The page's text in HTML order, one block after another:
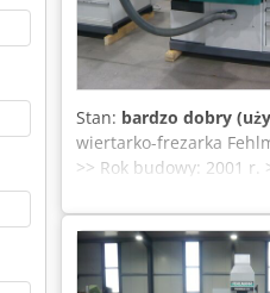
Stan: bardzo dobry
wiertarko-frezarka
>> Rok budowy: 2001 r.
Powierzchnia
stół - czoło wrzeciona
Prędkość posuwu Z 1 -
bezstopniowo